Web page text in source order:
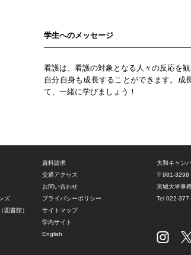
学生へのメッセージ
看護は、看護の対象となる人々の反応を
自分自身も成長することができます。成
て、一緒に学びましょう！
大和キャン
〒981-3298
宮城大学事
Tel 022-
ズ
図書館）
資料請求
交通アクセス
お問い合わせ
プライバシーポリシー
サイトマップ
学内サイト
English